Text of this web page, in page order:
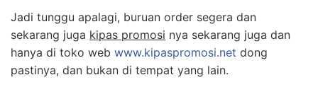
Jadi tunggu apalagi, buruan order segera dan
sekarang juga kipas promosi nya sekarang juga dan
hanya di toko web www.kipaspromosi.net dong
pastinya, dan bukan di tempat yang lain.